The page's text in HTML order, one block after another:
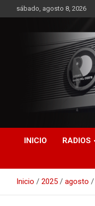
al
sábado, agosto 8, 2026
RO
INICIO RADIOS
Inicio 2025 agosto